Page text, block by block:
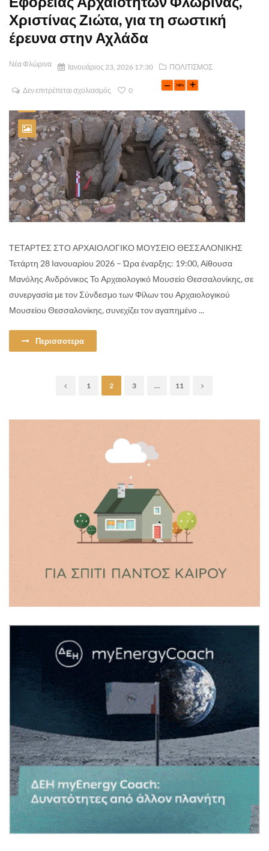
Χριστίνας Ζιώτα, για τη σωστική
έρευνα στην Αχλάδα
Νέα Φλώρινα Ιανουάριος 23, 2026 17:30 ΠΟΛΙΤΙΣΜΟΣ
Δεν επιτρέπεται σχολιασμός 0
ΤΕΤΑΡΤΕΣ ΣΤΟ ΑΡΧΑΙΟΛΟΓΙΚΟ ΜΟΥΣΕΙΟ ΘΕΣΣΑΛΟΝΙΚΗΣ
Τετάρτη 28 Ιανουαρίου 2026 – Ώρα έναρξης: 19:00, Αίθουσα
Μανόλης Ανδρόνικος Το Αρχαιολογικό Μουσείο Θεσσαλονίκης, σε
συνεργασία με τον Σύνδεσμο των Φίλων του Αρχαιολογικού
Μουσείου Θεσσαλονίκης, συνεχίζει τον αγαπημένο ...
Περισσοτερα
1 2 3 … 11